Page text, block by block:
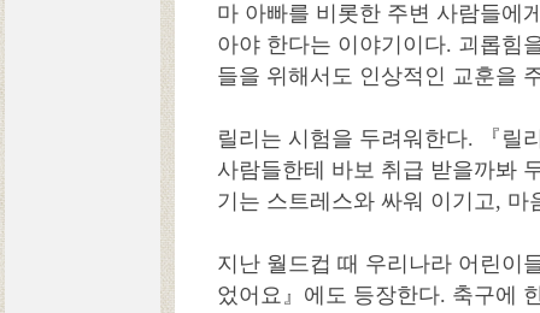
마 아빠를 비롯한 주변 사람들에
아야 한다는 이야기이다. 괴롭힘
들을 위해서도 인상적인 교훈을
릴리는 시험을 두려워한다. 『릴
사람들한테 바보 취급 받을까봐
기는 스트레스와 싸워 이기고,
지난 월드컵 때 우리나라 어린이
었어요』에도 등장한다. 축구에